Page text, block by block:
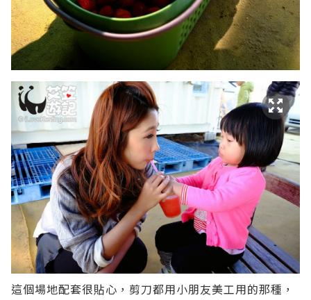
這個場地配套很貼心，剪刀都用小朋友美工用的那種，